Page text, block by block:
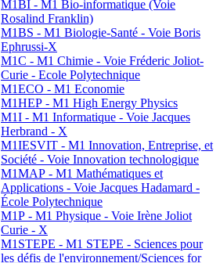
M1BI - M1 Bio-informatique (Voie
Rosalind Franklin)
M1BS - M1 Biologie-Santé - Voie Boris
Ephrussi-X
M1C - M1 Chimie - Voie Fréderic Joliot-
Curie - Ecole Polytechnique
M1ECO - M1 Economie
M1HEP - M1 High Energy Physics
M1I - M1 Informatique - Voie Jacques
Herbrand - X
M1IESVIT - M1 Innovation, Entreprise, et
Société - Voie Innovation technologique
M1MAP - M1 Mathématiques et
Applications - Voie Jacques Hadamard -
École Polytechnique
M1P - M1 Physique - Voie Irène Joliot
Curie - X
M1STEPE - M1 STEPE - Sciences pour
les défis de l'environnement/Sciences for